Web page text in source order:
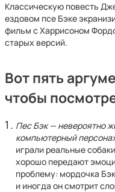
Классическую повесть
ездовом псе Бэке
фильм с Харрисоном
старых версий.
Вот пять
чтобы
Пес Бэк — невероятно
компьютерный
играли реальные
хорошо передают
проблему: мордочка
и иногда он смотрит